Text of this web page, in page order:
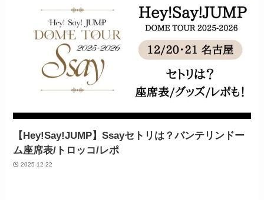
【Hey!Say!JUMP】Ssayセトリは？バンテリンドー
ム座席表/トロッコ/レポ
2025-12-22